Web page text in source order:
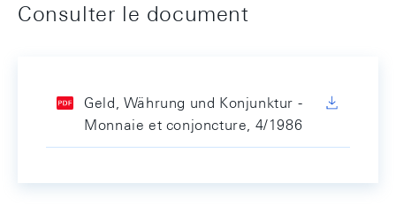
Consulter le document
Geld, Währung und Konjunktur -
Monnaie et conjoncture, 4/1986